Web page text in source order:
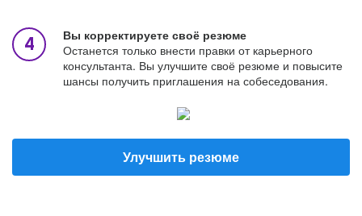
Вы корректируете своё резюме
Останется только внести правки от карьерного
консультанта. Вы улучшите своё резюме и повысите
шансы получить приглашения на собеседования.
Улучшить резюме